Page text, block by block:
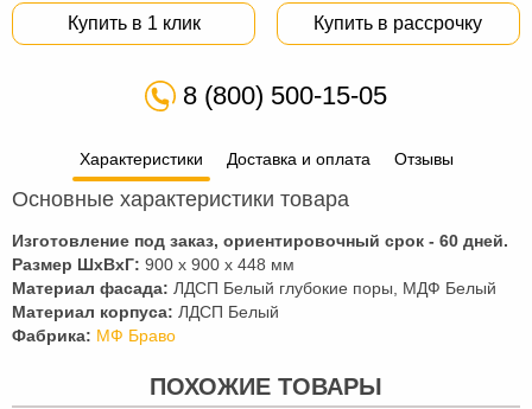
из
Садовая
Купить в 1 клик Купить в рассрочку
8 (800) 500-15-05
Характеристики Доставка и оплата Отзывы
Основные характеристики товара
Изготовление под заказ, ориентировочный срок - 60 дней.
Размер ШхВхГ: 900 х 900 х 448 мм
Материал фасада: ЛДСП Белый глубокие поры, МДФ Белый
Материал корпуса: ЛДСП Белый
Фабрика: МФ Браво
ПОХОЖИЕ ТОВАРЫ